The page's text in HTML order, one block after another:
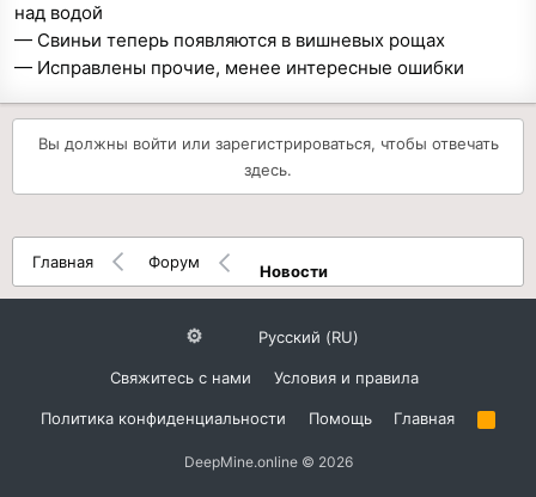
над водой
— Свиньи теперь появляются в вишневых рощах
— Исправлены прочие, менее интересные ошибки
Вы должны войти или зарегистрироваться, чтобы отвечать
здесь.
Главная Форум Новости
Русский (RU)
Свяжитесь с нами Условия и правила
Политика конфиденциальности Помощь Главная
R
S
DeepMine.online © 2026